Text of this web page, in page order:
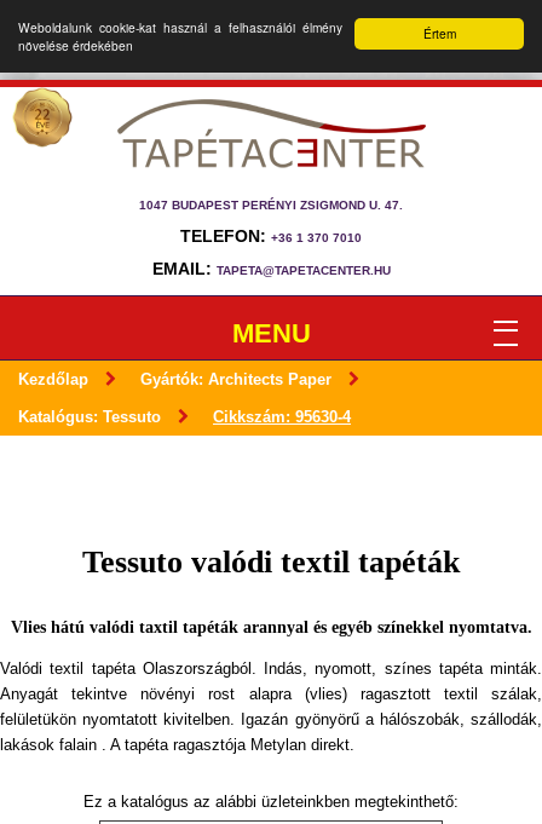
Értem
Weboldalunk cookie-kat használ a felhasználói élmény
növelése érdekében
1047 BUDAPEST PERÉNYI ZSIGMOND U. 47.
TELEFON: +36 1 370 7010
EMAIL: TAPETA@TAPETACENTER.HU
MENU
Kezdőlap Gyártók: Architects Paper
Katalógus: Tessuto Cikkszám: 95630-4
Tessuto valódi textil tapéták
Vlies hátú valódi taxtil tapéták arannyal és egyéb színekkel nyomtatva.
Valódi textil tapéta Olaszországból. Indás, nyomott, színes tapéta minták.
Anyagát tekintve növényi rost alapra (vlies) ragasztott textil szálak,
felületükön nyomtatott kivitelben. Igazán gyönyörű a hálószobák, szállodák,
lakások falain . A tapéta ragasztója Metylan direkt.
Ez a katalógus az alábbi üzleteinkben megtekinthető: